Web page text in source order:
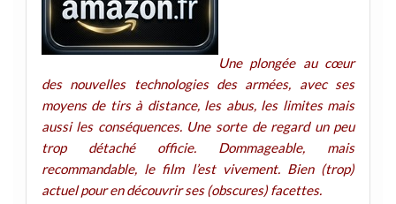
Une plongée au cœur
des nouvelles technologies des armées, avec ses
moyens de tirs à distance, les abus, les limites mais
aussi les conséquences. Une sorte de regard un peu
trop détaché officie. Dommageable, mais
recommandable, le film l’est vivement. Bien (trop)
actuel pour en découvrir ses (obscures) facettes.